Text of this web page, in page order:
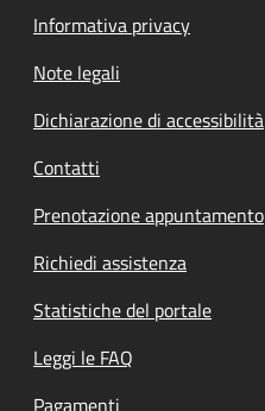
Informativa privacy
Note legali
Dichiarazione di accessibilità
Contatti
Prenotazione appuntamento
Richiedi assistenza
Statistiche del portale
Leggi le FAQ
Pagamenti